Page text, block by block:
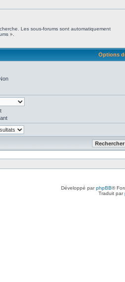
Les sous-forums sont automatiquement
».
Options
Développé parphpBB®
Traduit par